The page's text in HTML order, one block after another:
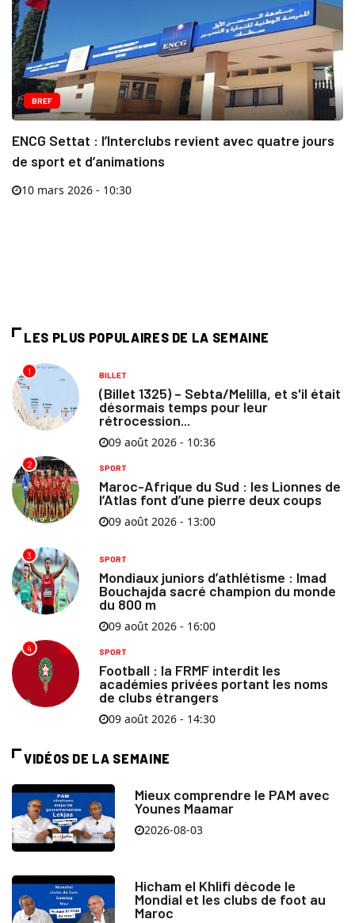
BREF
ENCG Settat : l’Interclubs revient avec quatre jours
de sport et d’animations
10 mars 2026 - 10:30
LES PLUS POPULAIRES DE LA SEMAINE
1 BILLET
(Billet 1325) – Sebta/Melilla, et s'il était
désormais temps pour leur
rétrocession...
09 août 2026 - 10:36
2 SPORT
Maroc-Afrique du Sud : les Lionnes de
l’Atlas font d’une pierre deux coups
09 août 2026 - 13:00
3 SPORT
Mondiaux juniors d’athlétisme : Imad
Bouchajda sacré champion du monde
du 800 m
09 août 2026 - 16:00
4 SPORT
Football : la FRMF interdit les
académies privées portant les noms
de clubs étrangers
09 août 2026 - 14:30
VIDÉOS DE LA SEMAINE
Mieux comprendre le PAM avec
Younes Maamar
2026-08-03
Hicham el Khlifi décode le
Mondial et les clubs de foot au
Maroc